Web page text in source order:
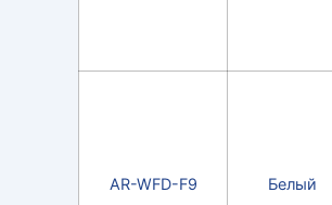
AR-WFD-F9 Белый